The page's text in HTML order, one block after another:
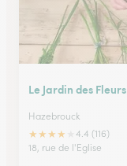
Le Jardin des Fleurs
Hazebrouck
★★★★
4.4 (116)
18, rue de l'Eglise